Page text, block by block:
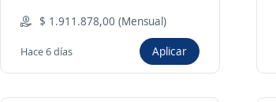
$ 1.911.878,00 (Mensual)
Hace 6 días Aplicar